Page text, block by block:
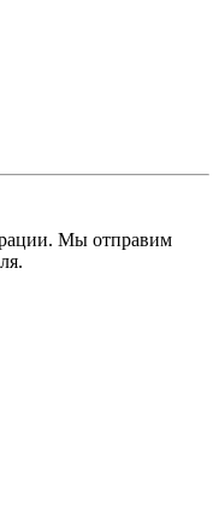
Мы отправим